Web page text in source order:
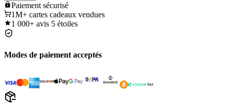
Paiement sécurisé
1M+ cartes cadeaux vendues
1 000+ avis 5 étoiles
Modes de paiement acceptés